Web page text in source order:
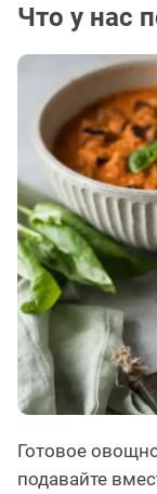
Что у нас
Готовое
подавайте